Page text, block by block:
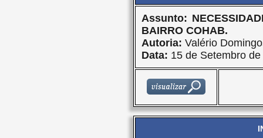
Assunto:
BAIRRO COHAB.
Autoria: Valério
Data: 15 de Setembro de